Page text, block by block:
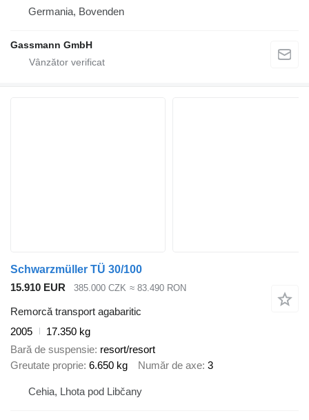
Germania, Bovenden
Gassmann GmbH
Schwarzmüller TÜ 30/100
15.910 EUR
385.000 CZK ≈ 83.490 RON
Remorcă transport agabaritic
2005
17.350 kg
Bară de suspensie resort/resort
Greutate proprie 6.650 kg Număr de axe 3
Cehia, Lhota pod Libčany